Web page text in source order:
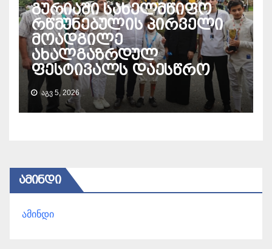
გურიაში სახელმწიფო
რწმუნებულის პირველი
მოადგილე
ახალგაზრდულ
ფესტივალს დაესწრო
ᲐᲒᲕ 5, 2026
ᲐᲛᲘᲜᲓᲘ
ამინდი